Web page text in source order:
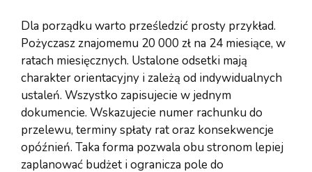
Dla porządku warto prześledzić prosty przykład.
Pożyczasz znajomemu 20 000 zł na 24 miesiące, w
ratach miesięcznych. Ustalone odsetki mają
charakter orientacyjny i zależą od indywidualnych
ustaleń. Wszystko zapisujecie w jednym
dokumencie. Wskazujecie numer rachunku do
przelewu, terminy spłaty rat oraz konsekwencje
opóźnień. Taka forma pozwala obu stronom lepiej
zaplanować budżet i ogranicza pole do